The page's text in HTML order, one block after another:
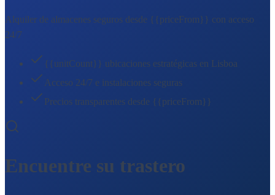
Alquiler de almacenes seguros desde {{priceFrom}} con acceso
24/7
{{unitCount}} ubicaciones estratégicas en Lisboa
Acceso 24/7 e instalaciones seguras
Precios transparentes desde {{priceFrom}}
Encuentre su trastero